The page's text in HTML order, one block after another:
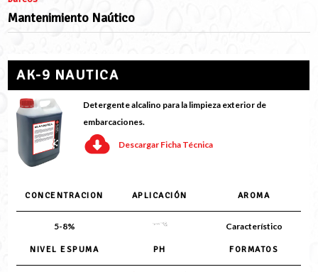
Mantenimiento Naútico
AK-9 NAUTICA
Detergente alcalino para la limpieza exterior de
embarcaciones.
Descargar Ficha Técnica
CONCENTRACION APLICACIÓN AROMA
5-8% Característico
NIVEL ESPUMA PH FORMATOS